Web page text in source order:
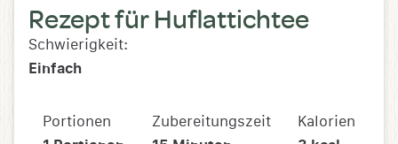
Rezept für Huflattichtee
Schwierigkeit:
Einfach
Portionen Zubereitungszeit Kalorien